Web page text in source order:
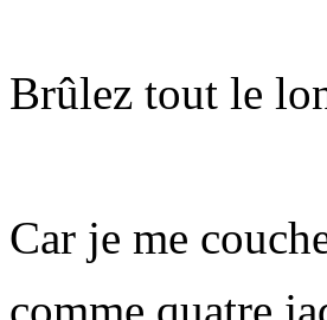
Brûlez tout le
Car je me
comme quatre